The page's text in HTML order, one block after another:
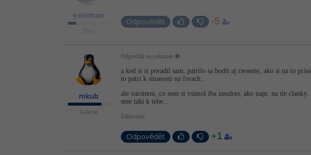
yoloman
Člen
Odpovědět -5
mkub
Tvůrce
Odpovídá na yoloman
a ked si si poradil sam, patrilo sa hodit aj riesenie, ako si na to
to patri k slusnosti na forach...
ale vacsinou, co som si vsimol iba zundres, ako napr. na tie
sme taki k tebe...
Editováno
Odpovědět +1